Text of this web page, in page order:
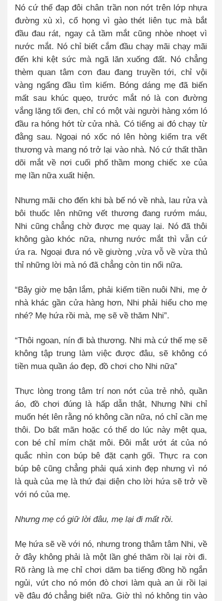
Nó cứ thế đạp đôi chân trần non nớt trên lớp nhựa
đường xù xì, cổ họng vì gào thét liên tục mà bắt
đầu đau rát, ngay cả tầm mắt cũng nhòe nhoẹt vì
nước mắt. Nó chỉ biết cắm đầu chạy mãi chạy mãi
đến khi kệt sức mà ngã lăn xuống đất. Nó chẳng
thèm quan tâm cơn đau đang truyền tới, chỉ vội
vàng ngẩng đầu tìm kiếm. Bóng dáng mẹ đã biến
mất sau khúc quẹo, trước mắt nó là con đường
vắng lặng tối đen, chỉ có một vài người hàng xóm ló
đầu ra hóng hớt từ cửa nhà. Có tiếng ai đó chạy từ
đằng sau. Ngoại nó xốc nó lên hòng kiểm tra vết
thương và mang nó trở lại vào nhà. Nó cứ thất thần
dõi mắt về nơi cuối phố thầm mong chiếc xe của
mẹ lần nữa xuất hiện.
Nhưng mãi cho đến khi bà bế nó về nhà, lau rửa và
bôi thuốc lên những vết thương đang rướm máu,
Nhi cũng chẳng chờ được mẹ quay lại. Nó đã thôi
không gào khóc nữa, nhưng nước mắt thì vẫn cứ
ứa ra. Ngoại đưa nó về giường ,vừa vỗ về vừa thủ
thỉ những lời mà nó đã chẳng còn tin nổi nữa.
“Bây giờ mẹ bận lắm, phải kiếm tiền nuôi Nhi, mẹ ở
nhà khác gần cửa hàng hơn, Nhi phải hiểu cho mẹ
nhé? Mẹ hứa rồi mà, mẹ sẽ về thăm Nhi”.
“Thôi ngoan, nín đi bà thương. Nhi mà cứ thế mẹ sẽ
không tập trung làm việc được đâu, sẽ không có
tiền mua quần áo đẹp, đồ chơi cho Nhi nữa”
Thực lòng trong tâm trí non nớt của trẻ nhỏ, quần
áo, đồ chơi đúng là hấp dẫn thật, Nhưng Nhi chỉ
muốn hét lên rằng nó không cần nữa, nó chỉ cần mẹ
thôi. Do bất mãn hoặc có thể do lúc này mệt qua,
con bé chỉ mím chặt môi. Đôi mắt ướt át của nó
quắc nhìn con búp bê đặt cạnh gối. Thực ra con
búp bê cũng chẳng phải quá xinh đẹp nhưng vì nó
là quà của mẹ là thứ đại diện cho lời hứa sẽ trở về
với nó của mẹ.
Nhưng mẹ có giữ lời đâu, mẹ lại đi mất rồi.
Mẹ hứa sẽ về với nó, nhưng trong thâm tâm Nhi, về
ở đây không phải là một lần ghé thăm rồi lại rời đi.
Rõ ràng là mẹ chỉ chơi dăm ba tiếng đồng hồ ngắn
ngủi, vứt cho nó món đò chơi làm quà an ủi rồi lại
về đâu đó chẳng biết nữa. Giờ thì nó không tin vào